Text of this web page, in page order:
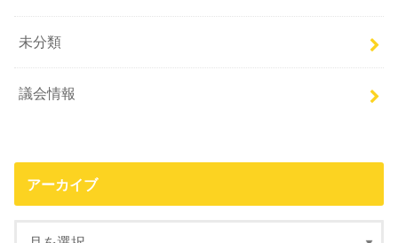
未分類
議会情報
アーカイブ